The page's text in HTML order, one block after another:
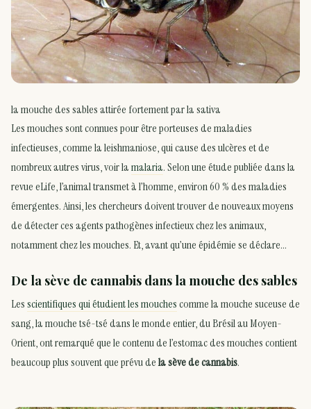
la mouche des sables attirée fortement par la sativa
Les mouches sont connues pour être porteuses de maladies
infectieuses, comme la leishmaniose, qui cause des ulcères et de
nombreux autres virus, voir lamalaria. Selon une étude publiée dans la
revue eLife, l’animal transmet à l’homme, environ 60 % des maladies
émergentes. Ainsi, les chercheurs doivent trouver de nouveaux moyens
de détecter ces agents pathogènes infectieux chez les animaux,
notamment chez les mouches. Et, avant qu’une épidémie se déclare…
De la sève de cannabis dans la mouche des sables
Lesscientifiques qui étudient les mouchescomme la mouche suceuse de
sang, la mouche tsé-tsé dans le monde entier, du Brésil au Moyen-
Orient, ont remarqué que le contenu de l’estomac des mouches contient
beaucoup plus souvent que prévu dela sève de cannabis.